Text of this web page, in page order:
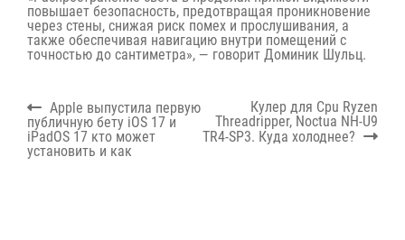
повышает безопасность, предотвращая проникновение
через стены, снижая риск помех и прослушивания, а
также обеспечивая навигацию внутри помещений с
точностью до сантиметра», — говорит Доминик Шульц.
Навигация
по
записям
Previous
post:
Apple выпустила первую
публичную бету iOS 17 и
iPadOS 17 кто может
установить и как
Next
post:
Кулер для Cpu Ryzen
Threadripper, Noctua NH-U9
TR4-SP3. Куда холоднее?